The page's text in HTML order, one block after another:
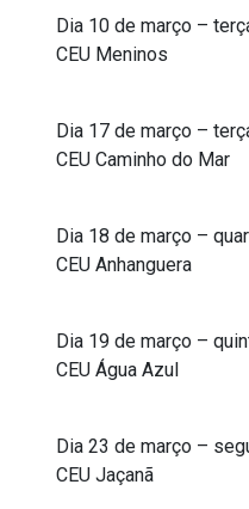
Dia 10 de março –
CEU Meninos
Dia 17 de março –
CEU Caminho do Mar
Dia 18 de março –
CEU Anhanguera
Dia 19 de março –
CEU Água Azul
Dia 23 de março –
CEU Jaçanã